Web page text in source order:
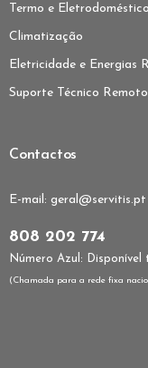
Termo e
Climatização
Eletricidade e Energias
Suporte Técnico Remoto
Contactos
E-mail: geral@servitis.pt
808 202 774
Número Azul:
(Chamada para a rede fixa